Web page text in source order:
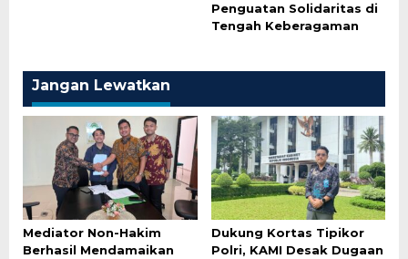
Penguatan Solidaritas di
Tengah Keberagaman
Jangan Lewatkan
Mediator Non-Hakim
Berhasil Mendamaikan
Dukung Kortas Tipikor
Polri, KAMI Desak Dugaan